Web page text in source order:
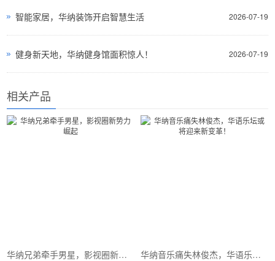
2026-07-19
智能家居，华纳装饰开启智慧生活
2026-07-19
健身新天地，华纳健身馆面积惊人！
相关产品
华纳兄弟牵手男星，影视圈新势力崛起 华纳音乐痛失林俊杰，华语乐坛或将迎来新变革！